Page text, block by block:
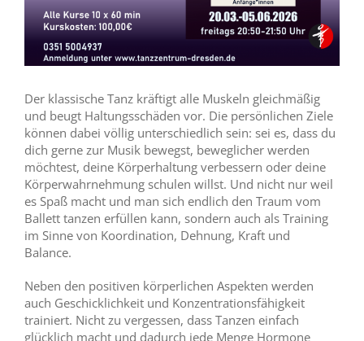
Der klassische Tanz kräftigt alle Muskeln gleichmäßig
und beugt Haltungsschäden vor. Die persönlichen Ziele
können dabei völlig unterschiedlich sein: sei es, dass du
dich gerne zur Musik bewegst, beweglicher werden
möchtest, deine Körperhaltung verbessern oder deine
Körperwahrnehmung schulen willst. Und nicht nur weil
es Spaß macht und man sich endlich den Traum vom
Ballett tanzen erfüllen kann, sondern auch als Training
im Sinne von Koordination, Dehnung, Kraft und
Balance.
Neben den positiven körperlichen Aspekten werden
auch Geschicklichkeit und Konzentrationsfähigkeit
trainiert. Nicht zu vergessen, dass Tanzen einfach
glücklich macht und dadurch jede Menge Hormone